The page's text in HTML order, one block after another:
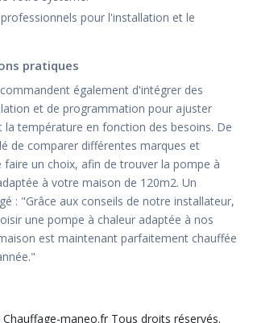
pour l'installation et le
pratiques
également d'intégrer des
et de programmation pour ajuster
température en fonction des besoins. De
de comparer différentes marques et
faire un choix, afin de trouver la pompe à
à votre maison de 120m2. Un
: "Grâce aux conseils de notre installateur,
une pompe à chaleur adaptée à nos
est maintenant parfaitement chauffée
maneo.fr Tous droits réservés.